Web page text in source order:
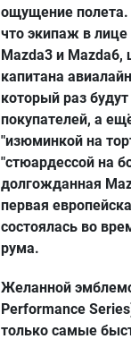
ощущение полета.
что экипаж в
Mazda3 и
капитана
который раз
покупателей, а
"изюминкой на
"стюардессой на
долгожданная
первая
состоялась во
рума.
Желанной
Performance
только самые